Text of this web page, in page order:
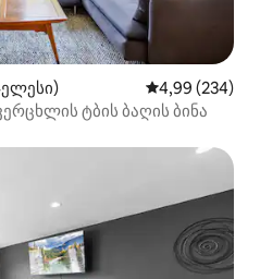
საშუალო
4,99 (234)
ტბის ბაღის ბინა
ვარიანტი